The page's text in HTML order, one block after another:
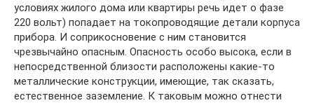
условиях жилого дома или квартиры речь идет о фазе
220 вольт) попадает на токопроводящие детали корпуса
прибора. И соприкосновение с ним становится
чрезвычайно опасным. Опасность особо высока, если в
непосредственной близости расположены какие-то
металлические конструкции, имеющие, так сказать,
естественное заземление. К таковым можно отнести